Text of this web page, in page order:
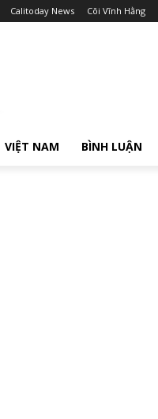
Calitoday News Cõi Vĩnh Hằng
VIỆT NAM BÌNH LUẬN